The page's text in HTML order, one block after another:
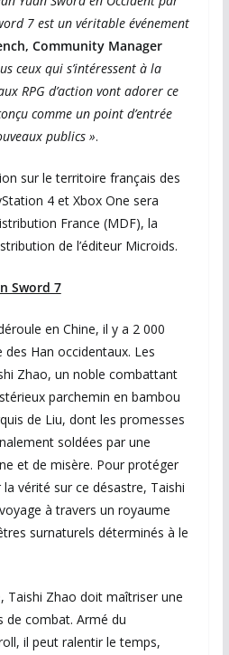
7 est un véritable événement
Community Manager
ceux qui s’intéressent à la
RPG d’action vont adorer ce
comme un point d’entrée
publics ».
sur le territoire français des
4 et Xbox One sera
France (MDF), la
de l’éditeur Microids.
Sword 7
en Chine, il y a 2 000
Han occidentaux. Les
Zhao, un noble combattant
parchemin en bambou
de Liu, dont les promesses
soldées par une
et de misère. Pour protéger
vérité sur ce désastre, Taishi
à travers un royaume
surnaturels déterminés à le
Taishi Zhao doit maîtriser une
de combat. Armé du
il peut ralentir le temps,